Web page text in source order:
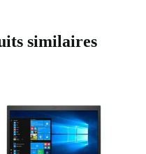
similaires